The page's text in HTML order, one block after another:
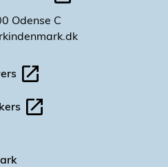
Odense C